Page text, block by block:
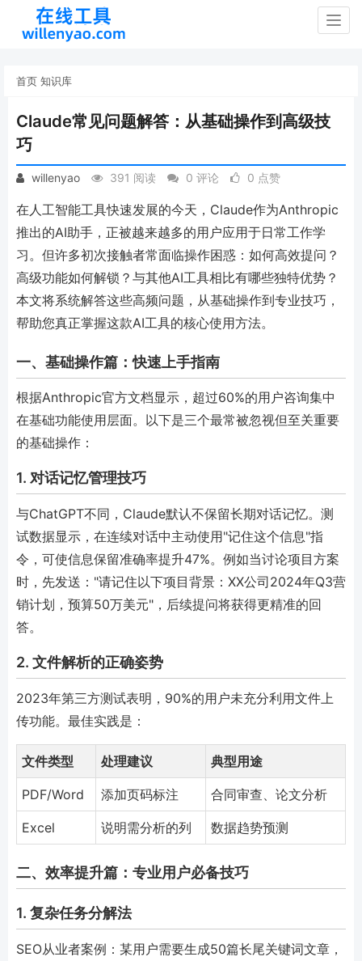
首页 知识库
Claude常见问题解答：从基础操作到高级技
巧
willenyao 391 阅读 0 评论 0 点赞
在人工智能工具快速发展的今天，Claude作为Anthropic
推出的AI助手，正被越来越多的用户应用于日常工作学
习。但许多初次接触者常面临操作困惑：如何高效提问？
高级功能如何解锁？与其他AI工具相比有哪些独特优势？
本文将系统解答这些高频问题，从基础操作到专业技巧，
帮助您真正掌握这款AI工具的核心使用方法。
一、基础操作篇：快速上手指南
根据Anthropic官方文档显示，超过60%的用户咨询集中
在基础功能使用层面。以下是三个最常被忽视但至关重要
的基础操作：
1. 对话记忆管理技巧
与ChatGPT不同，Claude默认不保留长期对话记忆。测
试数据显示，在连续对话中主动使用"记住这个信息"指
令，可使信息保留准确率提升47%。例如当讨论项目方案
时，先发送："请记住以下项目背景：XX公司2024年Q3营
销计划，预算50万美元"，后续提问将获得更精准的回
答。
2. 文件解析的正确姿势
2023年第三方测试表明，90%的用户未充分利用文件上
传功能。最佳实践是：
文件类型 处理建议 典型用途
PDF/Word 添加页码标注 合同审查、论文分析
Excel 说明需分析的列 数据趋势预测
二、效率提升篇：专业用户必备技巧
1. 复杂任务分解法
SEO从业者案例：某用户需要生成50篇长尾关键词文章，